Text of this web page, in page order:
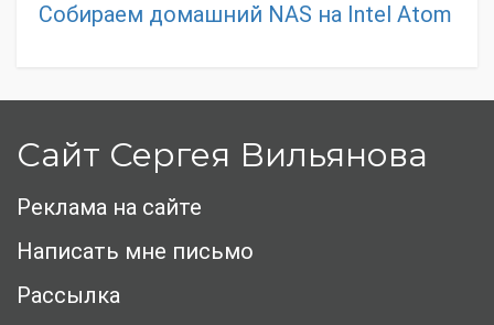
Собираем домашний NAS на Intel Atom
Сайт Сергея Вильянова
Реклама на сайте
Написать мне письмо
Рассылка